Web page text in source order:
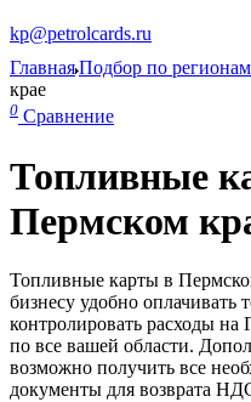
kp@petrolcards.ru
ГлавнаяПодбор по регионам
крае
0 Сравнение
Топливные
Пермском
Топливные карты в
бизнесу удобно оплачивать
контролировать расходы
по все вашей области.
возможно получить все
документы для возврата